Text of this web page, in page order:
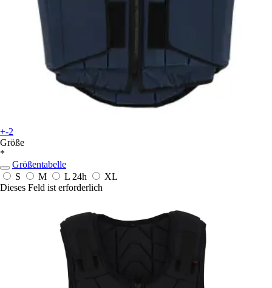
+-2
Größe
*
Größentabelle
S
M L 24h
XL
Dieses Feld ist erforderlich